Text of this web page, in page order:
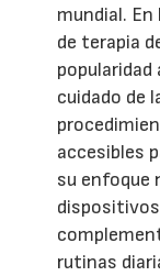
mundial.
de terapia
cuidado de
accesibles
su enfoque
rutinas